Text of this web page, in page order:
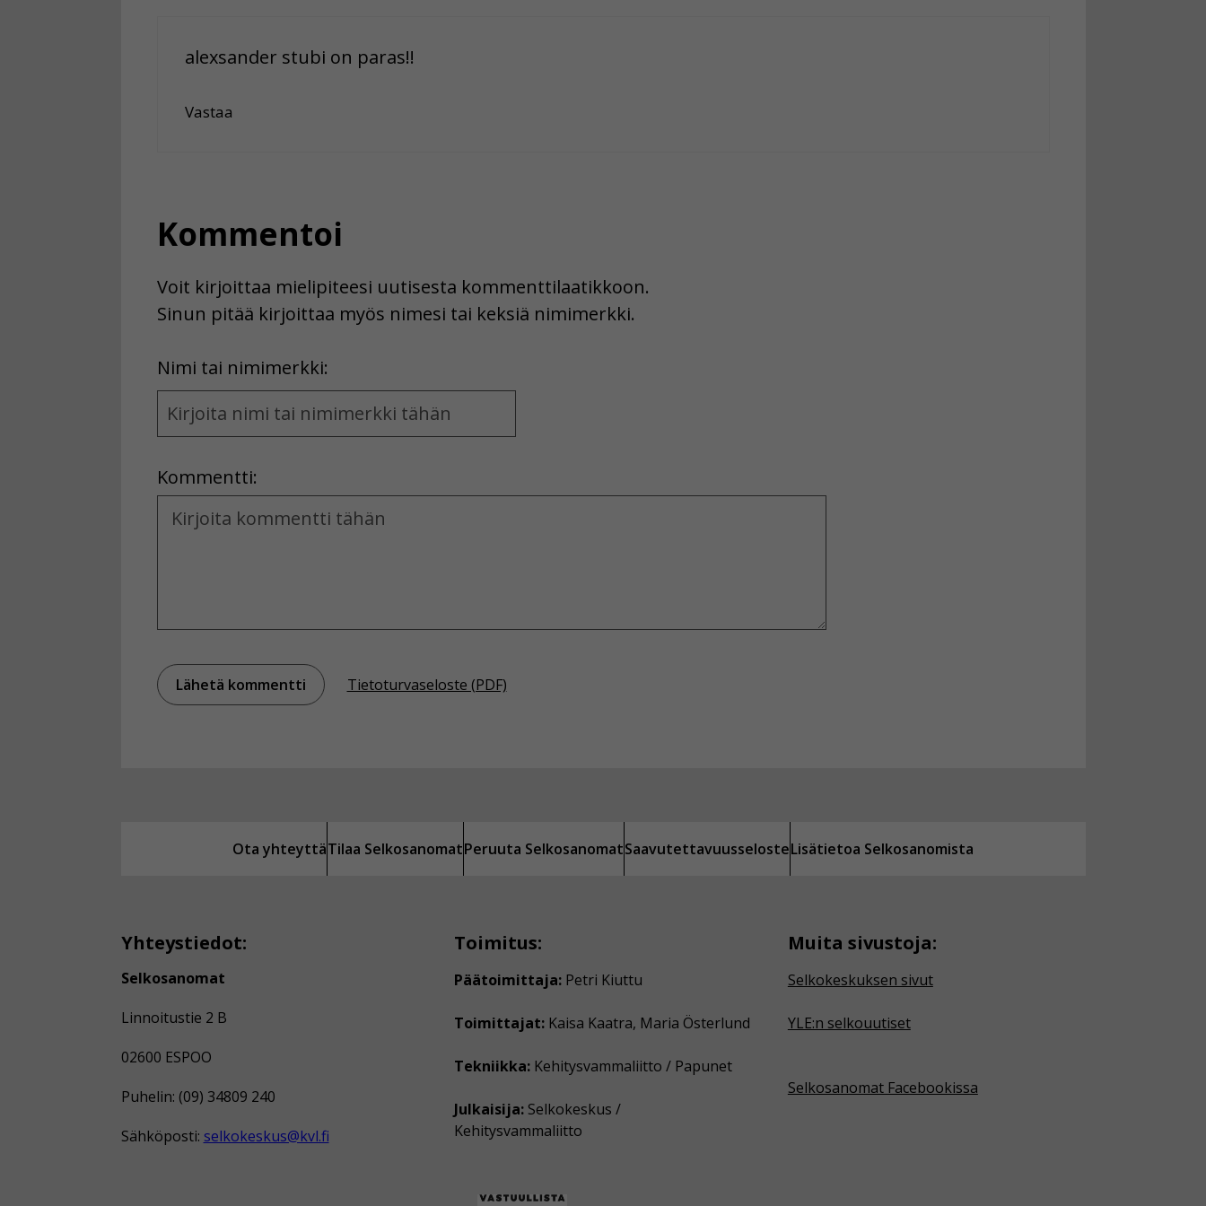
alexsander stubi on paras!!
Vastaa
Kommentoi
Voit kirjoittaa mielipiteesi uutisesta kommenttilaatikkoon.
Sinun pitää kirjoittaa myös nimesi tai keksiä nimimerkki.
Nimi tai nimimerkki:
Name
and
Kommentti:
Kommentti
Tietoturvaseloste (PDF)
Ota yhteyttäTilaa SelkosanomatPeruuta SelkosanomatSaavutettavuusselosteLisätietoa Selkosanomista
Yhteystiedot:
Selkosanomat
Linnoitustie 2 B
02600 ESPOO
Puhelin: (09) 34809 240
Sähköposti: selkokeskus@kvl.fi
Toimitus:
Päätoimittaja: Petri Kiuttu
Toimittajat: Kaisa Kaatra, Maria Österlund
Tekniikka: Kehitysvammaliitto / Papunet
Julkaisija: Selkokeskus /
Kehitysvammaliitto
Muita sivustoja:
Selkokeskuksen sivut
YLE:n selkouutiset
Selkosanomat Facebookissa